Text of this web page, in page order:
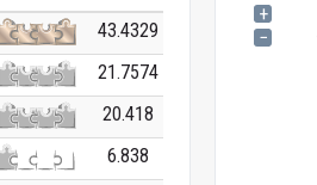
43.4329
21.7574
20.418
6.838
+
−